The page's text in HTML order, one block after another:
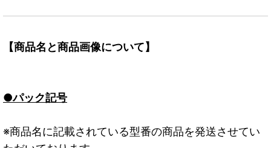
【商品名と商品画像について】
●パック記号
※商品名に記載されている型番の商品を発送させてい